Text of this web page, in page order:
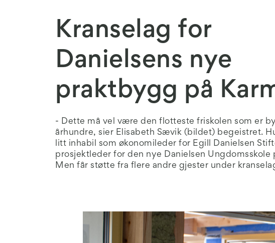
Kranselag for
Danielsens nye
praktbygg på
- Dette må vel være den flotteste friskolen som er
århundre, sier Elisabeth Sævik (bildet) begeistret.
litt inhabil som økonomileder for Egill Danielsen
prosjektleder for den nye Danielsen Ungdomsskole
Men får støtte fra flere andre gjester under